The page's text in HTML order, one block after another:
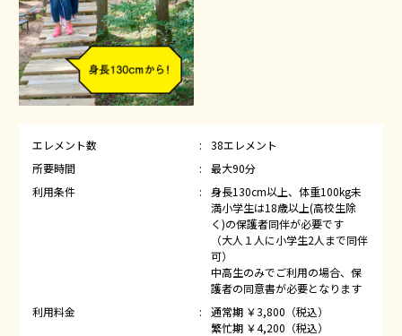
エレメント数
38エレメント
所要時間
最大90分
利用条件
身長130cm以上、体重100kg未
満小学生は18歳以上(高校生除
く)の保護者同伴が必要です
（大人１人に小学生2人まで同伴
可）
中高生のみでご利用の場合、保
護者の同意書が必要となります
利用料金
通常期 ￥3,800（税込）
繁忙期 ￥4,200（税込）